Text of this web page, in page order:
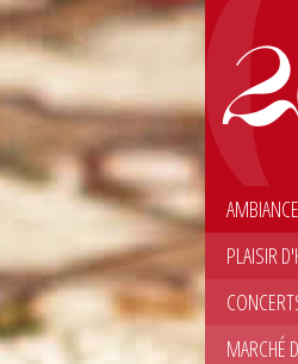
PLAISIR
MARCHÉ